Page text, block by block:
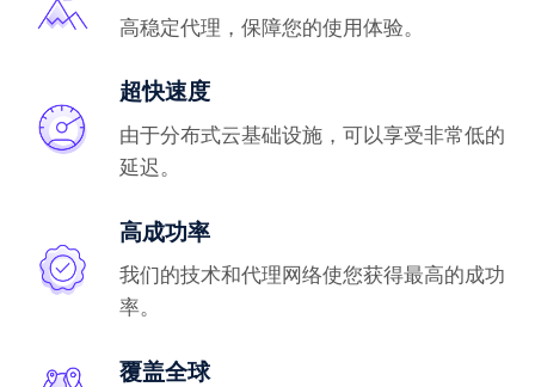
高稳定代理，保障您的使用体验。
超快速度
由于分布式云基础设施，可以享受非常低的
延迟。
高成功率
我们的技术和代理网络使您获得最高的成功
率。
覆盖全球